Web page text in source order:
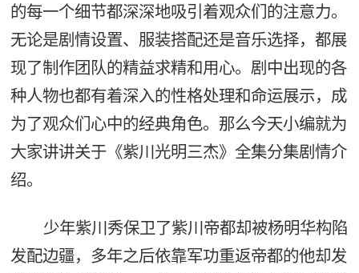
的每一个细节都深深地吸引着观众们的注意力。
无论是剧情设置、服装搭配还是音乐选择，都展
现了制作团队的精益求精和用心。剧中出现的各
种人物也都有着深入的性格处理和命运展示，成
为了观众们心中的经典角色。那么今天小编就为
大家讲讲关于《紫川光明三杰》全集分集剧情介
绍。
少年紫川秀保卫了紫川帝都却被杨明华构陷
发配边疆，多年之后依靠军功重返帝都的他却发